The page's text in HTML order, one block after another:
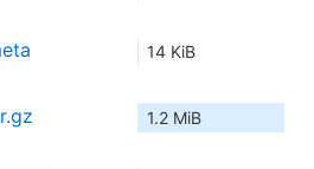
14 KiB
1.2 MiB